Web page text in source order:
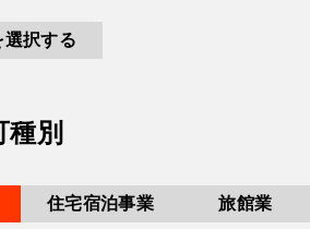
選択する
種別
住宅宿泊事業 旅館業